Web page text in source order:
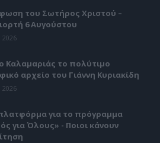
του Σωτήρος Χριστού –
6 Αυγούστου
2026
Καλαμαριάς το πολύτιμο
αρχείο του Γιάννη Κυριακίδη
2026
για το πρόγραμμα
για Όλους» - Ποιοι κάνουν